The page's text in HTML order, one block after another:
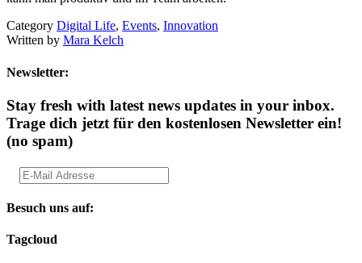
Category Digital Life, Events, Innovation
Written by Mara Kelch
Newsletter:
Stay fresh with latest news updates in your inbox.
Trage dich jetzt für den kostenlosen Newsletter ein!
(no spam)
Besuch uns auf:
Tagcloud